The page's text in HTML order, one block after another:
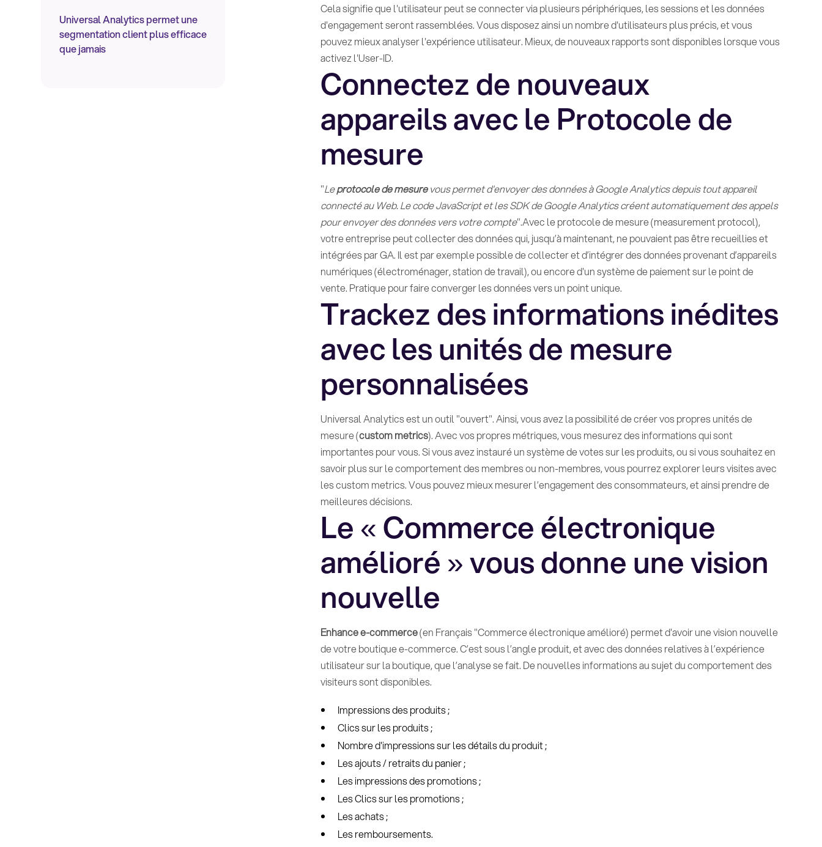
Universal Analytics permet une
segmentation client plus efficace
que jamais
Cela signifie que l'utilisateur peut se connecter via plusieurs périphériques, les sessions et les données
d'engagement seront rassemblées. Vous disposez ainsi un nombre d'utilisateurs plus précis, et vous
pouvez mieux analyser l'expérience utilisateur. Mieux, de nouveaux rapports sont disponibles lorsque vous
activez l'User-ID.
Connectez de nouveaux
appareils avec le Protocole de
mesure
"Leprotocole de mesurevous permet d'envoyer des données à Google Analytics depuis tout appareil
connecté au Web. Le code JavaScript et les SDK de Google Analytics créent automatiquement des appels
pour envoyer des données vers votre compte".Avec le protocole de mesure (measurement protocol),
votre entreprise peut collecter des données qui, jusqu’à maintenant, ne pouvaient pas être recueillies et
intégrées par GA. Il est par exemple possible de collecter et d’intégrer des données provenant d’appareils
numériques (électroménager, station de travail), ou encore d'un système de paiement sur le point de
vente. Pratique pour faire converger les données vers un point unique.
Trackez des informations inédites
avec les unités de mesure
personnalisées
Universal Analytics est un outil "ouvert". Ainsi, vous avez la possibilité de créer vos propres unités de
mesure (custom metrics). Avec vos propres métriques, vous mesurez des informations qui sont
importantes pour vous. Si vous avez instauré un système de votes sur les produits, ou si vous souhaitez en
savoir plus sur le comportement des membres ou non-membres, vous pourrez explorer leurs visites avec
les custom metrics. Vous pouvez mieux mesurer l’engagement des consommateurs, et ainsi prendre de
meilleures décisions.
Le « Commerce électronique
amélioré » vous donne une vision
nouvelle
Enhance e-commerce(en Français "Commerce électronique amélioré) permet d'avoir une vision nouvelle
de votre boutique e-commerce. C’est sous l’angle produit, et avec des données relatives à l’expérience
utilisateur sur la boutique, que l’analyse se fait. De nouvelles informations au sujet du comportement des
visiteurs sont disponibles.
Impressions des produits ;
Clics sur les produits ;
Nombre d'impressions sur les détails du produit ;
Les ajouts / retraits du panier ;
Les impressions des promotions ;
Les Clics sur les promotions ;
Les achats ;
Les remboursements.